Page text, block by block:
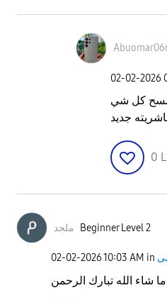
‎02-02-2026
كل شي
جديد
0
ملجد Beginner Level 2
‎02-02-202610:03 AM in